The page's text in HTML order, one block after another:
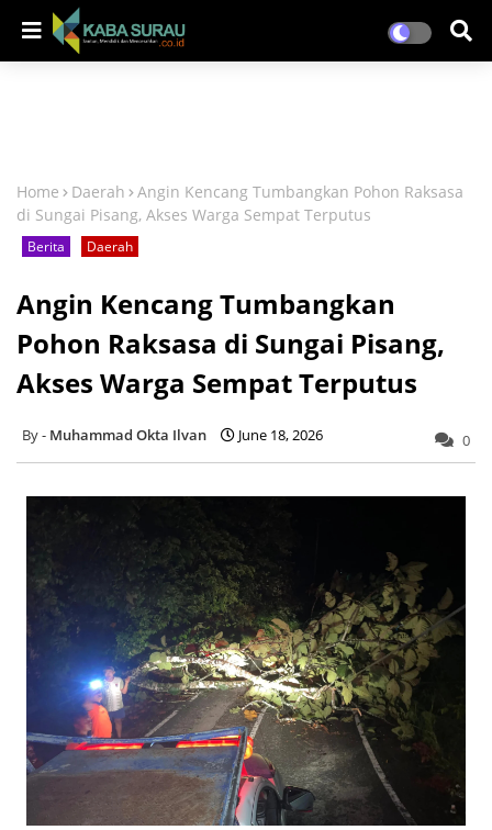
Home Daerah
Angin Kencang Tumbangkan Pohon Raksasa
di Sungai Pisang, Akses Warga Sempat Terputus
Berita Daerah
Angin Kencang Tumbangkan
Pohon Raksasa di Sungai Pisang,
Akses Warga Sempat Terputus
Muhammad Okta Ilvan June 18, 2026 0